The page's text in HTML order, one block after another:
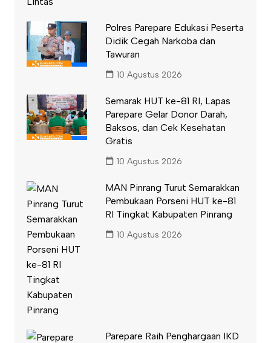
Polres Parepare Edukasi Peserta
Didik Cegah Narkoba dan
Tawuran
10 Agustus 2026
Semarak HUT ke-81 RI, Lapas
Parepare Gelar Donor Darah,
Baksos, dan Cek Kesehatan
Gratis
10 Agustus 2026
MAN Pinrang Turut Semarakkan
Pembukaan Porseni HUT ke-81
RI Tingkat Kabupaten Pinrang
10 Agustus 2026
Parepare Raih Penghargaan IKD